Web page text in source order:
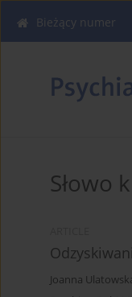
Bieżący numer
Słowo
Joanna